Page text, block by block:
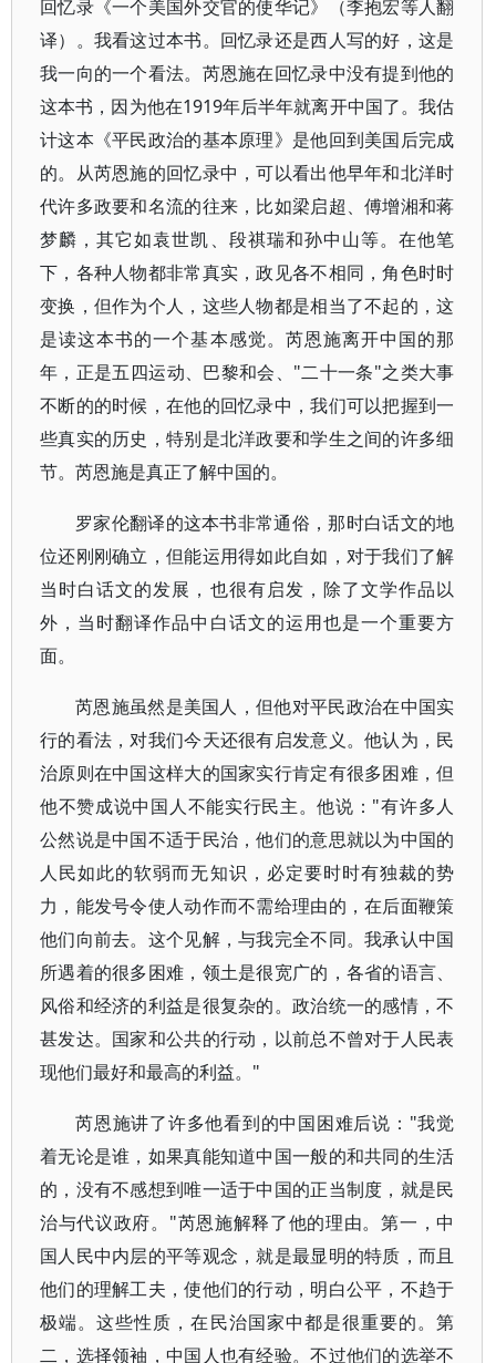
回忆录《一个美国外交官的使华记》（李抱宏等人翻
译）。我看这过本书。回忆录还是西人写的好，这是
我一向的一个看法。芮恩施在回忆录中没有提到他的
这本书，因为他在1919年后半年就离开中国了。我估
计这本《平民政治的基本原理》是他回到美国后完成
的。从芮恩施的回忆录中，可以看出他早年和北洋时
代许多政要和名流的往来，比如梁启超、傅增湘和蒋
梦麟，其它如袁世凯、段祺瑞和孙中山等。在他笔
下，各种人物都非常真实，政见各不相同，角色时时
变换，但作为个人，这些人物都是相当了不起的，这
是读这本书的一个基本感觉。芮恩施离开中国的那
年，正是五四运动、巴黎和会、"二十一条"之类大事
不断的的时候，在他的回忆录中，我们可以把握到一
些真实的历史，特别是北洋政要和学生之间的许多细
节。芮恩施是真正了解中国的。
罗家伦翻译的这本书非常通俗，那时白话文的地
位还刚刚确立，但能运用得如此自如，对于我们了解
当时白话文的发展，也很有启发，除了文学作品以
外，当时翻译作品中白话文的运用也是一个重要方
面。
芮恩施虽然是美国人，但他对平民政治在中国实
行的看法，对我们今天还很有启发意义。他认为，民
治原则在中国这样大的国家实行肯定有很多困难，但
他不赞成说中国人不能实行民主。他说："有许多人
公然说是中国不适于民治，他们的意思就以为中国的
人民如此的软弱而无知识，必定要时时有独裁的势
力，能发号令使人动作而不需给理由的，在后面鞭策
他们向前去。这个见解，与我完全不同。我承认中国
所遇着的很多困难，领土是很宽广的，各省的语言、
风俗和经济的利益是很复杂的。政治统一的感情，不
甚发达。国家和公共的行动，以前总不曾对于人民表
现他们最好和最高的利益。"
芮恩施讲了许多他看到的中国困难后说："我觉
着无论是谁，如果真能知道中国一般的和共同的生活
的，没有不感想到唯一适于中国的正当制度，就是民
治与代议政府。"芮恩施解释了他的理由。第一，中
国人民中内层的平等观念，就是最显明的特质，而且
他们的理解工夫，使他们的行动，明白公平，不趋于
极端。这些性质，在民治国家中都是很重要的。第
二，选择领袖，中国人也有经验。不过他们的选举不